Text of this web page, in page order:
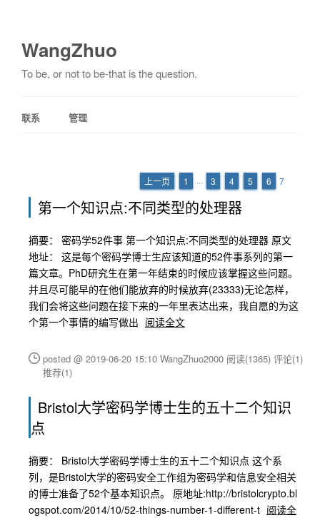
WangZhuo
To be, or not to be-that is the question.
联系 管理
上一页 1 ··· 3 4 5 6 7
第一个知识点:不同类型的处理器
摘要： 密码学52件事 第一个知识点:不同类型的处理器 原文
地址： 这是每个密码学博士生应该知道的52件事系列的第一
篇文章。PhD研究生在第一年结束的时候应该掌握这些问题。
并且尽可能早的在他们能放弃的时候放弃(23333)无论怎样，
我们会将这些问题在接下来的一年里表达出来，我自愿的为这
个第一个事情的编写做出 阅读全文
posted @ 2019-06-20 15:10 WangZhuo2000 阅读(1365) 评论(1)
推荐(1)
Bristol大学密码学博士生的五十二个知识
点
摘要： Bristol大学密码学博士生的五十二个知识点 这个系
列，是Bristol大学的密码安全工作组为密码学和信息安全相关
的博士准备了52个基本知识点。 原地址:http://bristolcrypto.bl
ogspot.com/2014/10/52-things-number-1-different-t 阅读全